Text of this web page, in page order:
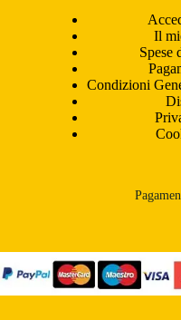
Il
Spese
Condizioni